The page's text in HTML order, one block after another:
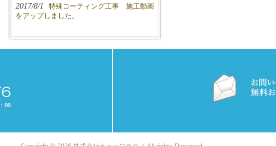
2017/8/1
特殊コーティング工事 施工動画
をアップしました。